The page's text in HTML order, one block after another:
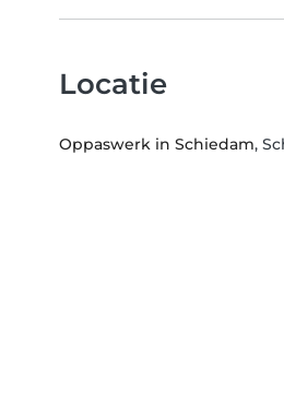
Locatie
Oppaswerk in Schiedam,